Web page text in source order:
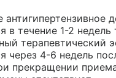
антигипертензивное
в течение 1-2 недель
терапевтический
через 4-6 недель
прекращении